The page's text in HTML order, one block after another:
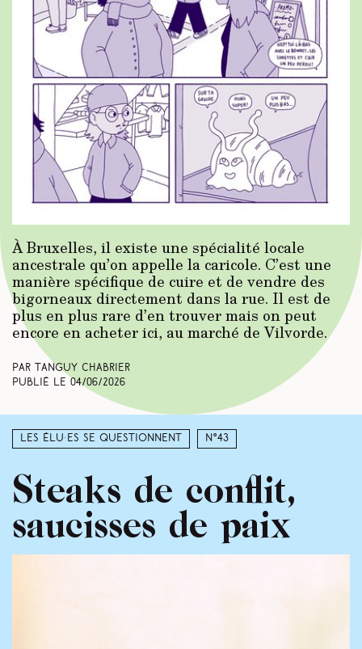
À Bruxelles, il existe une spécialité locale
ancestrale qu’on appelle la caricole. C’est une
manière spécifique de cuire et de vendre des
bigorneaux directement dans la rue. Il est de
plus en plus rare d’en trouver mais on peut
encore en acheter ici, au marché de Vilvorde.
Par Tanguy Chabrier
Publié le 04/06/2026
Les élu·es se questionnent N°43
Steaks de conflit,
saucisses de paix